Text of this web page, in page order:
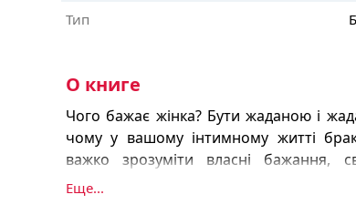
Тип
О книге
Чого бажає жінка? Бути жаданою і
чому у вашому інтимному житті
важко зрозуміти власні бажання,
задоволення? Може, з вами щось не так?
Еще...